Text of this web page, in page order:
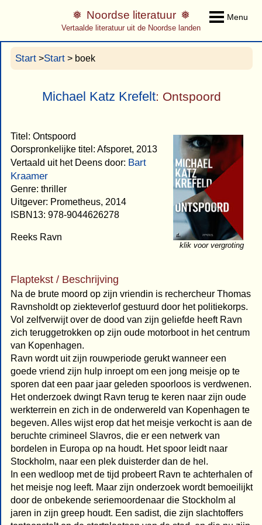
Menu
Noordse literatuur
Vertaalde literatuur uit de Noordse landen
Start >Start > boek
Michael Katz Krefelt: Ontspoord
klik voor vergroting
Titel: Ontspoord
Oorspronkelijke titel: Afsporet, 2013
Vertaald uit het Deens door: Bart
Kraamer
Genre: thriller
Uitgever: Prometheus, 2014
ISBN13: 978-9044626278
Reeks Ravn
Flaptekst / Beschrijving
Na de brute moord op zijn vriendin is rechercheur Thomas
Ravnsholdt op ziekteverlof gestuurd door het politiekorps.
Vol zelfverwijt over de dood van zijn geliefde heeft Ravn
zich teruggetrokken op zijn oude motorboot in het centrum
van Kopenhagen.
Ravn wordt uit zijn rouwperiode gerukt wanneer een
goede vriend zijn hulp inroept om een jong meisje op te
sporen dat een paar jaar geleden spoorloos is verdwenen.
Het onderzoek dwingt Ravn terug te keren naar zijn oude
werkterrein en zich in de onderwereld van Kopenhagen te
begeven. Alles wijst erop dat het meisje verkocht is aan de
beruchte crimineel Slavros, die er een netwerk van
bordelen in Europa op na houdt. Het spoor leidt naar
Stockholm, naar een plek duisterder dan de hel.
In een wedloop met de tijd probeert Ravn te achterhalen of
het meisje nog leeft. Maar zijn onderzoek wordt bemoeilijkt
door de onbekende seriemoordenaar die Stockholm al
jaren in zijn greep houdt. Een sadist, die zijn slachtoffers